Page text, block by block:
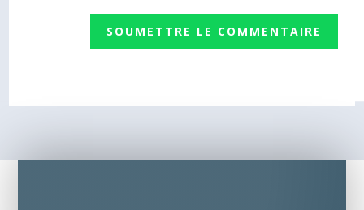
SOUMETTRE LE COMMENTAIRE